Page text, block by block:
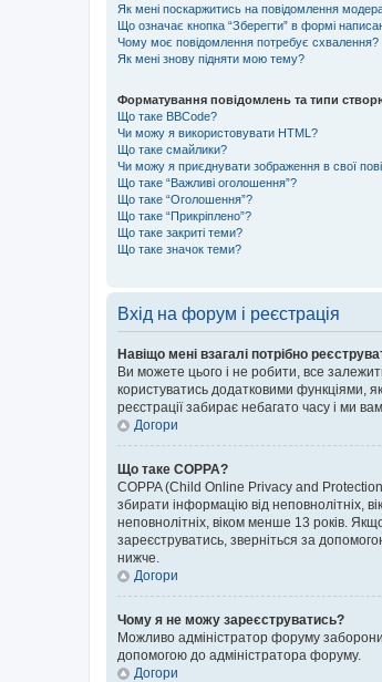
Як мені поскаржитись на повідомлення
Що означає кнопка “Зберегти” в формі
Чому моє повідомлення потребує схвалення?
Як мені знову підняти мою тему?
Форматування повідомлень та типи
Що таке BBCode?
Чи можу я використовувати HTML?
Що таке смайлики?
Чи можу я приєднувати зображення в свої
Що таке “Важливі оголошення”?
Що таке “Оголошення”?
Що таке “Прикріплено”?
Що таке закриті теми?
Що таке значок теми?
Вхід на форум і реєстрація
Навіщо мені взагалі потрібно
Ви можете цього і не робити, все
користуватись додатковими функціями,
реєстрації забирає небагато часу і ми
Догори
Що таке COPPA?
COPPA (Child Online Privacy and Protection
збирати інформацію від неповнолітніх,
неповнолітніх, віком менше 13 років.
зареєструватись, зверніться за
нижче.
Догори
Чому я не можу зареєструватись?
Можливо адміністратор форуму
допомогою до адміністратора форуму.
Догори